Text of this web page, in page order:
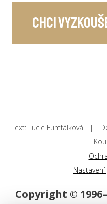
Chci
Text: Lucie Fumfálková
Copyright ©